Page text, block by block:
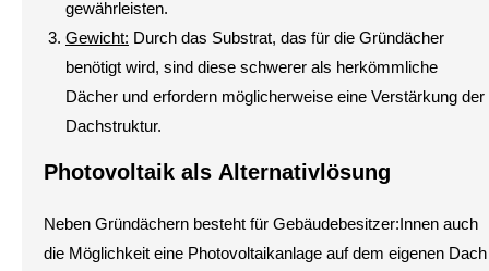
gewährleisten.
Gewicht: Durch das Substrat, das für die Gründächer
benötigt wird, sind diese schwerer als herkömmliche
Dächer und erfordern möglicherweise eine Verstärkung der
Dachstruktur.
Photovoltaik als Alternativlösung
Neben Gründächern besteht für Gebäudebesitzer:Innen auch
die Möglichkeit eine Photovoltaikanlage auf dem eigenen Dach